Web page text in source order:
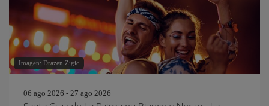
Imagen: Drazen Zigic
06 ago 2026 - 27 ago 2026